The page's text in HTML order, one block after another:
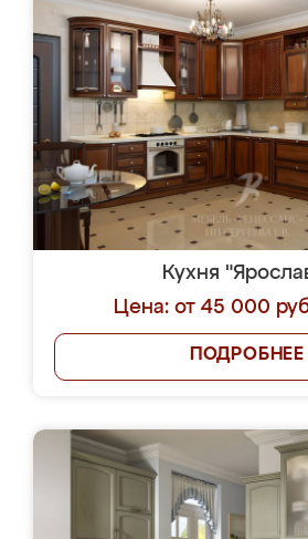
Кухня
Цена: от 45 000
ПОДРОБНЕЕ